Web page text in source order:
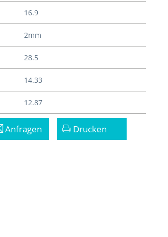
16.9
2mm
28.5
14.33
12.87
Anfragen Drucken